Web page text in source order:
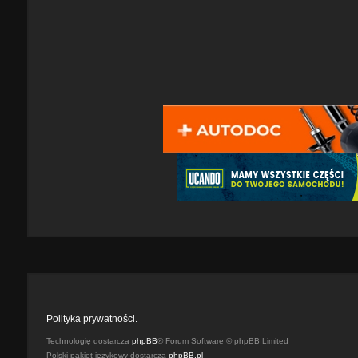
Polityka prywatności.
Technologię dostarcza phpBB® Forum Software © phpBB Limited
Polski pakiet językowy dostarcza phpBB.pl